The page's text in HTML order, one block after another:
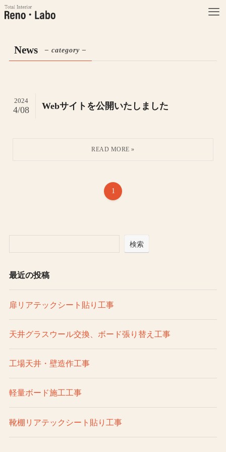
News – category –
Webサイトを公開いたしました
2024
4/08
1
検索
最近の投稿
扉リアテックシート貼り工事
天井グラスウール交換、ボード張り替え工事
工場天井・壁造作工事
軽量ボード施工工事
靴棚リアテックシート貼り工事